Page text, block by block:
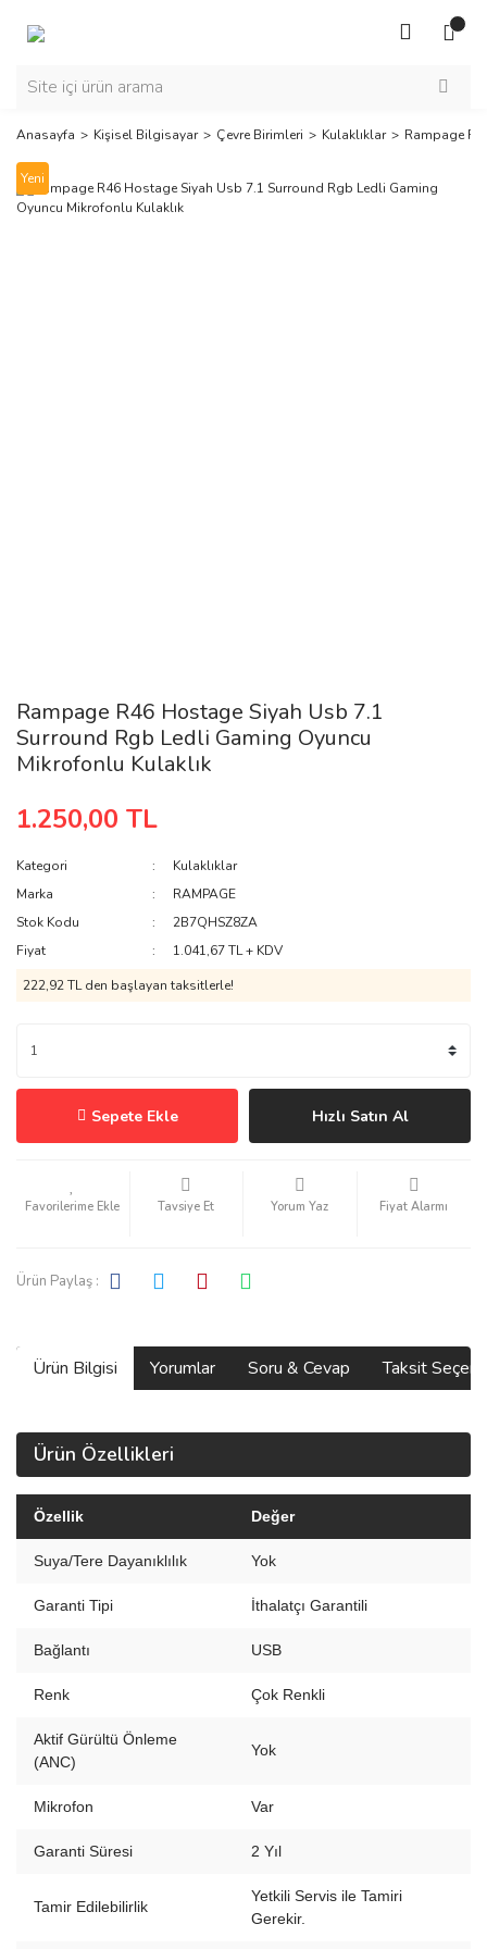
Anasayfa Kişisel Bilgisayar Çevre Birimleri Kulaklıklar Rampage
Yeni
Rampage R46 Hostage Siyah Usb 7.1
Surround Rgb Ledli Gaming Oyuncu
Mikrofonlu Kulaklık
1.250,00 TL
Kategori
Kulaklıklar
Marka
RAMPAGE
Stok Kodu
2B7QHSZ8ZA
Fiyat
1.041,67 TL + KDV
222,92 TL den başlayan taksitlerle!
Sepete Ekle Hızlı Satın Al
Tavsiye Et Yorum Yaz Fiyat Alarmı
Ürün Paylaş :
Ürün Bilgisi Yorumlar Soru & Cevap Taksit
Ürün Özellikleri
Özellik Değer
Suya/Tere Dayanıklılık Yok
Garanti Tipi İthalatçı Garantili
Bağlantı USB
Renk Çok Renkli
Aktif Gürültü Önleme
(ANC)
Yok
Mikrofon Var
Garanti Süresi 2 Yıl
Tamir Edilebilirlik
Yetkili Servis ile Tamiri
Gerekir.